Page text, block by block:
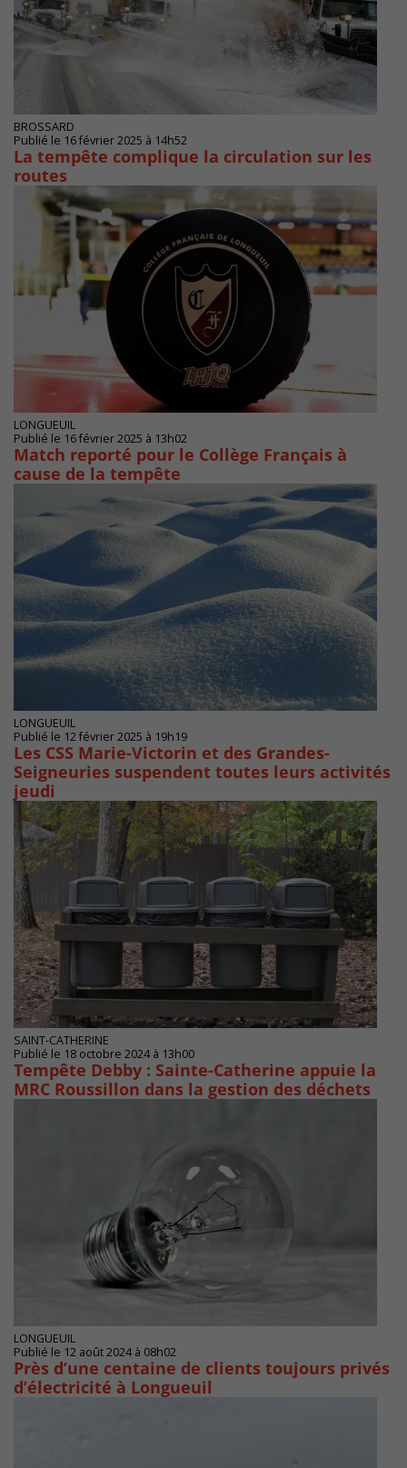
BROSSARD
Publié le 16 février 2025 à 14h52
La tempête complique la circulation sur les
routes
LONGUEUIL
Publié le 16 février 2025 à 13h02
Match reporté pour le Collège Français à
cause de la tempête
LONGUEUIL
Publié le 12 février 2025 à 19h19
Les CSS Marie-Victorin et des Grandes-
Seigneuries suspendent toutes leurs activités
jeudi
SAINT-CATHERINE
Publié le 18 octobre 2024 à 13h00
Tempête Debby : Sainte-Catherine appuie la
MRC Roussillon dans la gestion des déchets
LONGUEUIL
Publié le 12 août 2024 à 08h02
Près d’une centaine de clients toujours privés
d’électricité à Longueuil